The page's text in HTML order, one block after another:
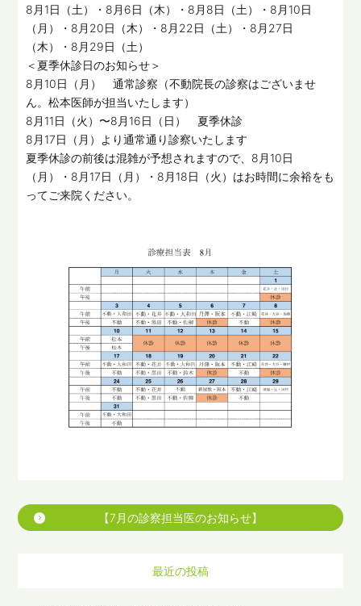
8月1日（土）・8月6日（木）・8月8日（土）・8月10日
（月）・8月20日（木）・8月22日（土）・8月27日
（木）・8月29日（土）
＜夏季休診日のお知らせ＞
8月10日（月） 通常診察（不動院長の診察はございませ
ん。松本医師が担当いたします）
8月11日（火）〜8月16日（日） 夏季休診
8月17日（月）より通常通り診察いたします
夏季休診の前後は混雑が予想されますので、8月10日
（月）・8月17日（月）・8月18日（火）はお時間に余裕をも
ってご来院ください。
【7月の診察担当医のお知らせ】
最近の投稿